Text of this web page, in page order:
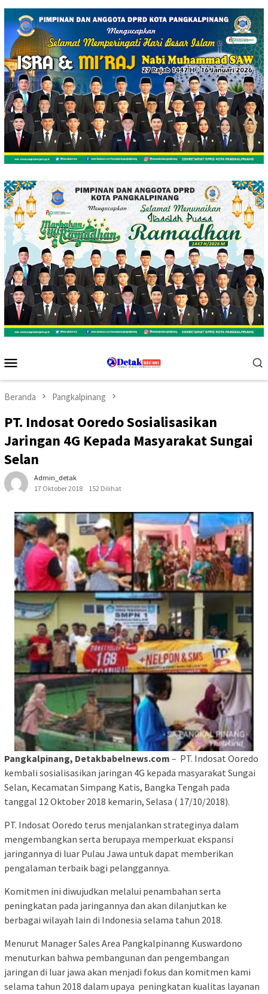
Loncat
konten
Mobile
Beranda Pangkalpinang
PT. Indosat Ooredo Sosialisasikan
Jaringan 4G Kepada Masyarakat Sungai
Selan
Admin_detak
17 Oktober 2018
152 Dilihat
Pangkalpinang, Detakbabelnews.com – PT. Indosat Ooredo
kembali sosialisasikan jaringan 4G kepada masyarakat Sungai
Selan, Kecamatan Simpang Katis, Bangka Tengah pada
tanggal 12 Oktober 2018 kemarin, Selasa ( 17/10/2018).
PT. Indosat Ooredo terus menjalankan strateginya dalam
mengembangkan serta berupaya memperkuat ekspansi
jaringannya di luar Pulau Jawa untuk dapat memberikan
pengalaman terbaik bagi pelanggannya.
Komitmen ini diwujudkan melalui penambahan serta
peningkatan pada jaringannya dan akan dilanjutkan ke
berbagai wilayah lain di Indonesia selama tahun 2018.
Menurut Manager Sales Area Pangkalpinanng Kuswardono
menuturkan bahwa pembangunan dan pengembangan
jaringan di luar jawa akan menjadi fokus dan komitmen kami
selama tahun 2018 dalam upaya peningkatan kualitas layanan